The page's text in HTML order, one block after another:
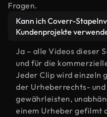
Fragen.
Kann ich Coverr-
Kundenprojekte
Ja – alle Videos dieser
und für die
Jeder Clip wird einzeln
der Urheberrechts- und
gewährleisten,
einem Urheber gefilmt